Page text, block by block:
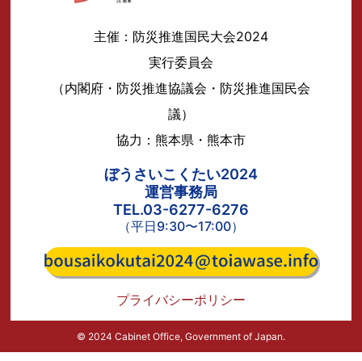
主催：防災推進国民大会2024
実行委員会
（内閣府・防災推進協議会・防災推進国民会
議）
協力：熊本県・熊本市
ぼうさいこくたい2024
運営事務局
TEL.03-6277-6276
（平日9:30〜17:00）
プライバシーポリシー
© 2024 Cabinet Office, Government of Japan.